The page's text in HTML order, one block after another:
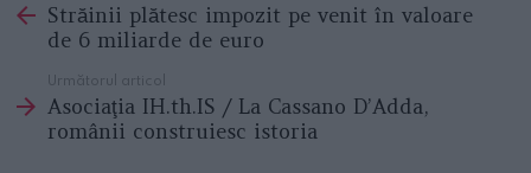
moreStrăinii plătesc impozit pe venit în valoare
de 6 miliarde de euro
Următorul articol
Asociaţia IH.th.IS / La Cassano D’Adda,
românii construiesc istoria